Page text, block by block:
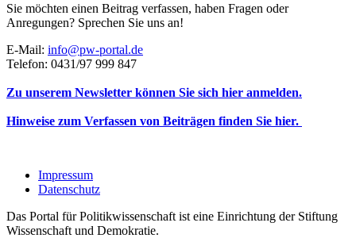
Sie möchten einen Beitrag verfassen, haben Fragen oder
Anregungen? Sprechen Sie uns an!
E-Mail: info@pw-portal.de
Telefon: 0431/97 999 847
Zu unserem Newsletter können Sie sich hier anmelden.
Hinweise zum Verfassen von Beiträgen finden Sie hier.
Impressum
Datenschutz
Das Portal für Politikwissenschaft ist eine Einrichtung der Stiftung
Wissenschaft und Demokratie.